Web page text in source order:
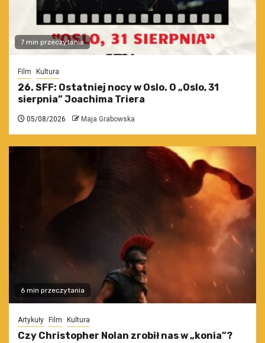
7 min przeczytania
Film Kultura
26. SFF: Ostatniej nocy w Oslo. O „Oslo, 31
sierpnia” Joachima Triera
05/08/2026 Maja Grabowska
6 min przeczytania
Artykuły Film Kultura
Czy Christopher Nolan zrobił nas w „konia”?